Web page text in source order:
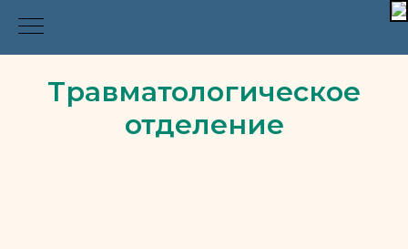
Травматологическое
отделение